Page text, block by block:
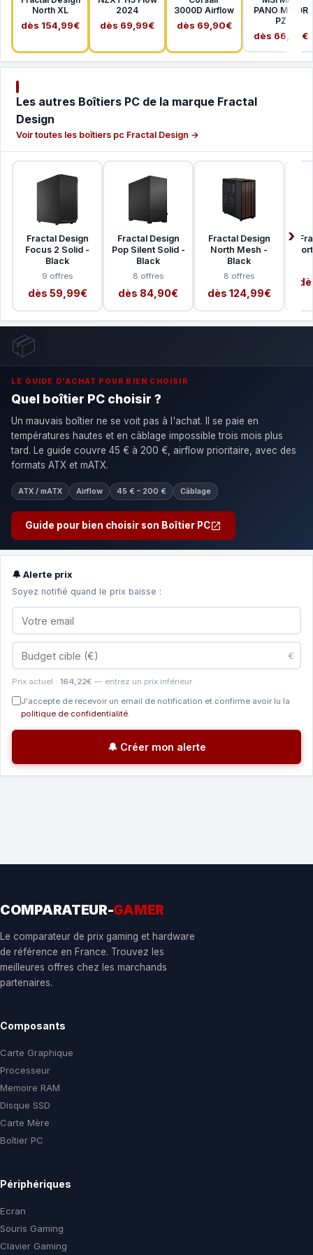
North XL
dès 154,99€
2024
dès 69,99€
3000D Airflow
dès 69,90€
PANO M100R
PZ
dès 66,99€
Les autres Boîtiers PC de la marque Fractal
Design
Voir toutes les boîtiers pc Fractal Design →
Fractal Design
Focus 2 Solid -
Black
9 offres
dès 59,99€
Fractal Design
Pop Silent Solid -
Black
8 offres
dès 84,90€
Fractal Design
North Mesh -
Black
8 offres
dès 124,99€
📦
LE GUIDE D'ACHAT POUR BIEN CHOISIR
Quel boîtier PC choisir ?
Un mauvais boîtier ne se voit pas à l'achat. Il se paie en
températures hautes et en câblage impossible trois mois plus
tard. Le guide couvre 45 € à 200 €, airflow prioritaire, avec des
formats ATX et mATX.
ATX / mATX Airflow 45 € – 200 € Câblage
Guide pour bien choisir son Boîtier PC
🔔 Alerte prix
Soyez notifié quand le prix baisse :
€
Prix actuel : 164,22€ — entrez un prix inférieur
J'accepte de recevoir un email de notification et confirme avoir lu la
politique de confidentialité.
🔔 Créer mon alerte
COMPARATEUR-GAMER
Le comparateur de prix gaming et hardware
de référence en France. Trouvez les
meilleures offres chez les marchands
partenaires.
Composants
Carte Graphique
Processeur
Memoire RAM
Disque SSD
Carte Mère
Boîtier PC
Périphériques
Ecran
Souris Gaming
Clavier Gaming